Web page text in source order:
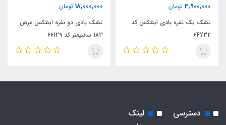
4,900,000 تومان
تشک یک نفره بادی اینتکس کد
64732
18,000,000 تومان
تشک بادی دو نفره اینتکس عرض
183 سانتیمتر کد 66129
دسترسی
لینک